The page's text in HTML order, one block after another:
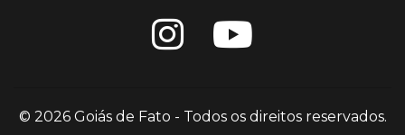
© 2026 Goiás de Fato - Todos os direitos reservados.